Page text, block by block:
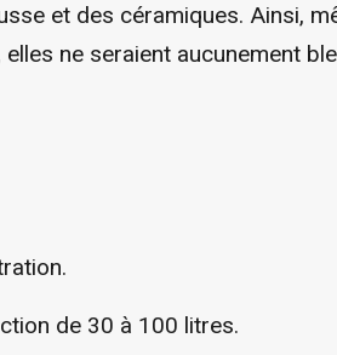
et des céramiques. Ainsi,
ne seraient aucunement
de 30 à 100 litres.